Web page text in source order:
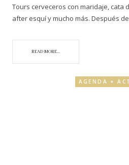
Tours cerveceros con maridaje, cata
after esquí y mucho más. Después
READ MORE...